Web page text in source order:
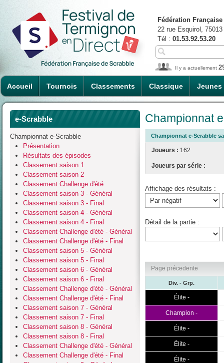
Accueil Tournois Classements Classique Jeunes
Fédération
22 rue Esquirol,
Tél : 01.53.92.53.20
Il y a actuellement
e-Scrabble
Championnat e-Scrabble
Présentation
Résultats des épisodes
Classement saison 1
Classement saison 2
Classement Challenge d'été
Classement saison 3 - Général
Classement saison 3 - Final
Classement saison 4 - Général
Classement saison 4 - Final
Classement Challenge d'été - Général
Classement Challenge d'été - Final
Classement saison 5 - Général
Classement saison 5 - Final
Classement saison 6 - Général
Classement saison 6 - Final
Classement Challenge d'été - Général
Classement Challenge d'été - Final
Classement saison 7 - Général
Classement saison 7 - Final
Classement saison 8 - Général
Classement saison 8 - Final
Classement Challenge d'été - Général
Classement Challenge d'été - Final
Championnat
Championnat e-Scrabble
Joueurs : 162
Joueurs par série :
Affichage des résultats :
Détail de la partie :
Page précedente
Div. - Grp.
Élite -
Champion -
Élite -
Élite -
Élite -